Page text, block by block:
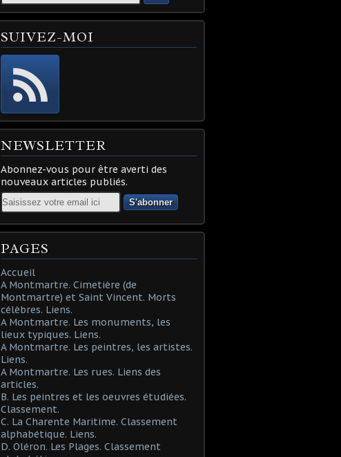
SUIVEZ-MOI
NEWSLETTER
Abonnez-vous pour être averti des
nouveaux articles publiés.
Email
PAGES
Accueil
A Montmartre. Cimetière (de
Montmartre) et Saint Vincent. Morts
célèbres. Liens.
A Montmartre. Les monuments, les
lieux typiques. Liens.
A Montmartre. Les peintres, les artistes.
Liens.
A Montmartre. Les rues. Liens des
articles.
B. Les peintres et les oeuvres étudiées.
Classement.
C. La Charente Maritime. Classement
alphabétique. Liens.
D. Oléron. Les Plages. Classement